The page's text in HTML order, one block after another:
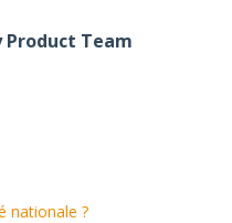
Product Team
nationale ?